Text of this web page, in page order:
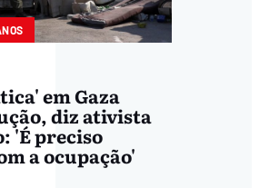
em Gaza
diz ativista
'É preciso
a ocupação'